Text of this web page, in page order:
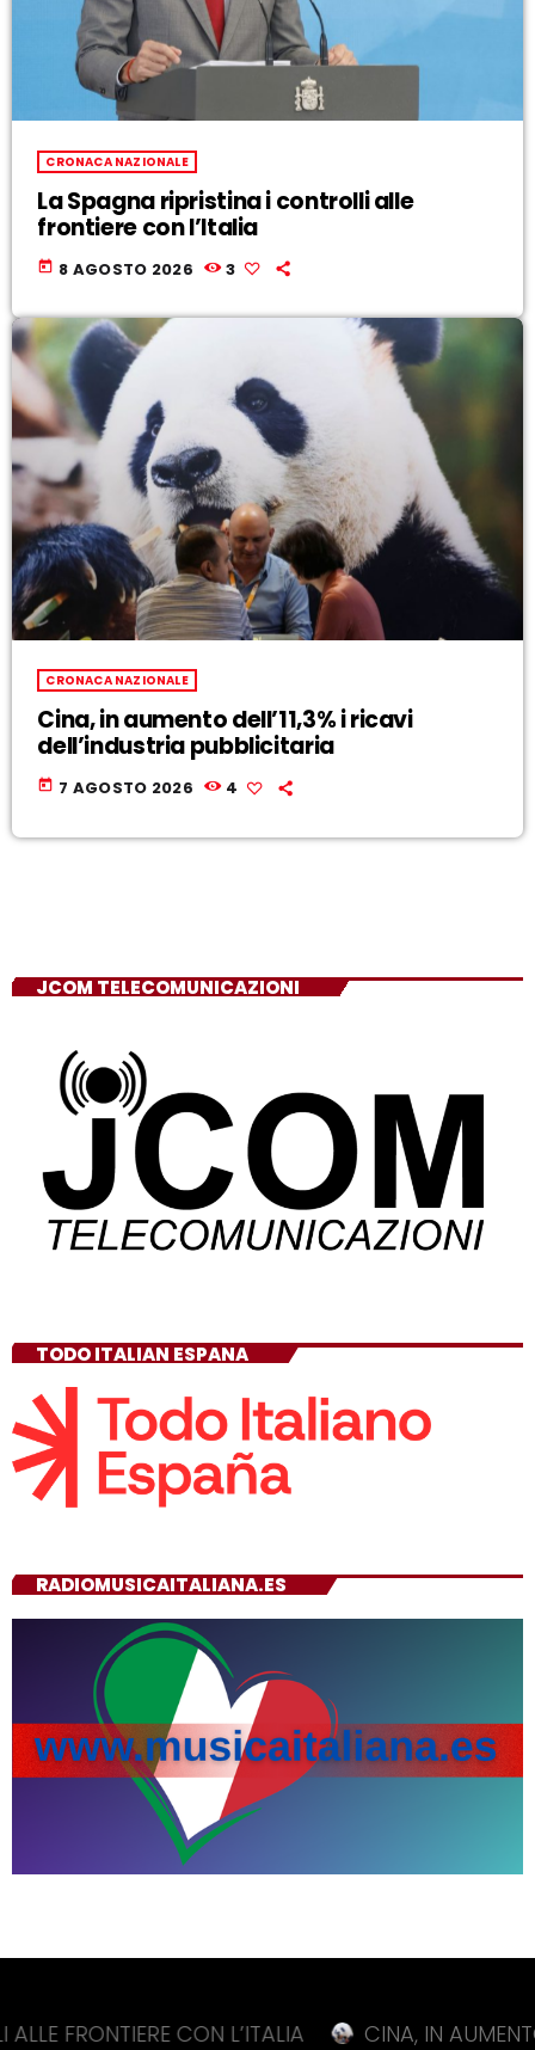
CRONACA NAZIONALE
La Spagna ripristina i controlli alle
frontiere con l’Italia
today 8 AGOSTO 2026 3
CRONACA NAZIONALE
Cina, in aumento dell’11,3% i ricavi
dell’industria pubblicitaria
today 7 AGOSTO 2026 4
JCOM TELECOMUNICAZIONI
TODO ITALIAN ESPANA
RADIOMUSICAITALIANA.ES
CON L’ITALIA CINA, IN AUMENTO